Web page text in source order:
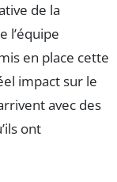
de la
l’équipe
en place cette
impact sur le
avec des
ont